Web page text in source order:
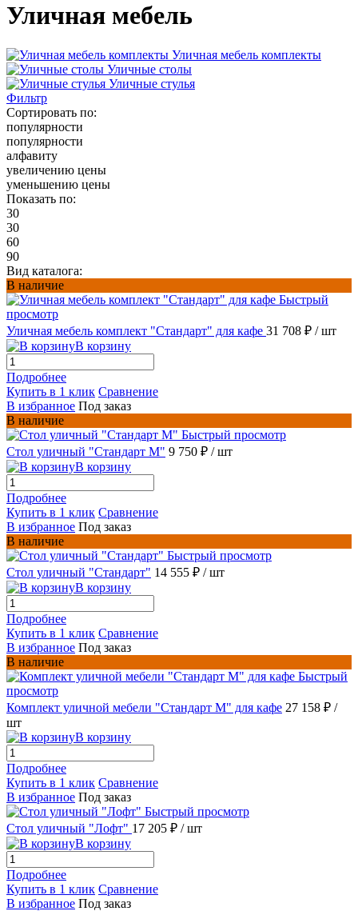
Уличная мебель
Уличная мебель комплекты
Уличные столы
Уличные стулья
Фильтр
Сортировать по:
популярности
популярности
алфавиту
увеличению цены
уменьшению цены
Показать по:
30
30
60
90
Вид каталога:
В наличие
Быстрый
просмотр
Уличная мебель комплект "Стандарт" для кафе 31 708 ₽ / шт
В корзину
Подробнее
Купить в 1 клик Сравнение
В избранное Под заказ
В наличие
Быстрый просмотр
Стол уличный "Стандарт М" 9 750 ₽ / шт
В корзину
Подробнее
Купить в 1 клик Сравнение
В избранное Под заказ
В наличие
Быстрый просмотр
Стол уличный "Стандарт" 14 555 ₽ / шт
В корзину
Подробнее
Купить в 1 клик Сравнение
В избранное Под заказ
В наличие
Быстрый
просмотр
Комплект уличной мебели "Стандарт М" для кафе 27 158 ₽ /
шт
В корзину
Подробнее
Купить в 1 клик Сравнение
В избранное Под заказ
Быстрый просмотр
Стол уличный "Лофт" 17 205 ₽ / шт
В корзину
Подробнее
Купить в 1 клик Сравнение
В избранное Под заказ